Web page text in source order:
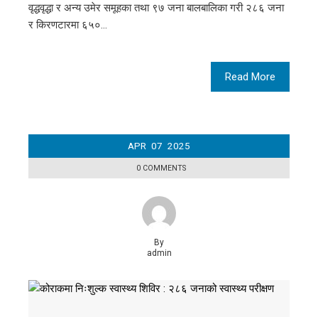
वृद्धवृद्धा र अन्य उमेर समूहका तथा ९७ जना बालबालिका गरी २८६ जना
र किरणटारमा ६५०…
Read More
APR 07 2025
0 COMMENTS
By
admin